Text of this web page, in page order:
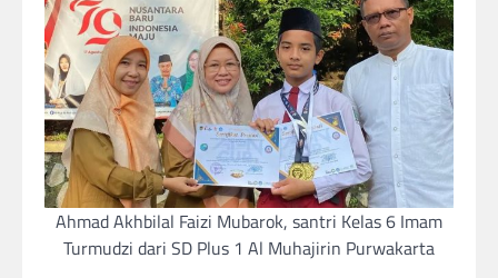
Ahmad Akhbilal Faizi Mubarok, santri Kelas 6 Imam
Turmudzi dari SD Plus 1 Al Muhajirin Purwakarta